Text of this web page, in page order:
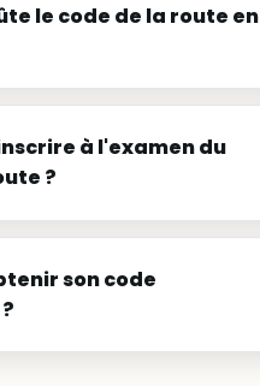
le code de la route en
à l'examen du
?
son code